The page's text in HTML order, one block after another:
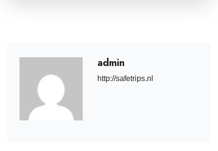
admin
http://safetrips.nl